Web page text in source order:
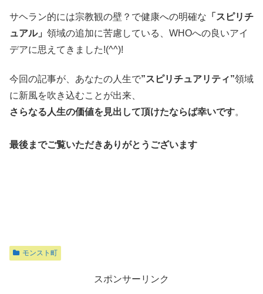
サヘラン的には宗教観の壁？で健康への明確な 「スピリチ
ュアル」 領域の追加に苦慮している、WHOへの良いアイ
デアに思えてきました!(^^)!
今回の記事が、あなたの人生で”スピリチュアリティ”領域
に新風を吹き込むことが出来、
さらなる人生の価値を見出して頂けたならば幸いです。
最後までご覧いただきありがとうございます
モンスト町
スポンサーリンク